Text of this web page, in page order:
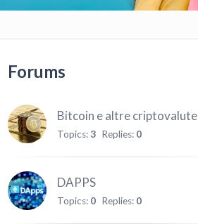
Forums
Bitcoin e altre criptovalute
Topics:3 Replies: 0
DAPPS
Topics: 0 Replies: 0